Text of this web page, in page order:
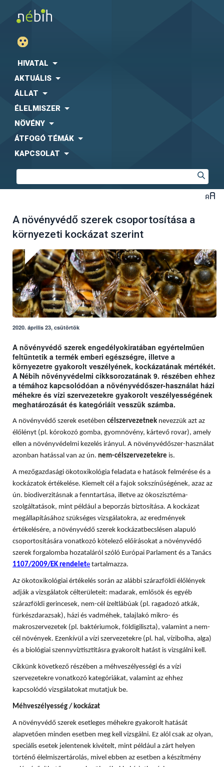
HIVATAL
AKTUÁLIS
ÁLLAT
ÉLELMISZER
NÖVÉNY
ÁTFOGÓ TÉMÁK
KAPCSOLAT
A növényvédő szerek csoportosítása a
környezeti kockázat szerint
2020. április 23, csütörtök
A növényvédő szerek engedélyokiratában egyértelműen
feltüntetik a termék emberi egészségre, illetve a
környezetre gyakorolt veszélyének, kockázatának mértékét.
A Nébih növényvédelmi cikksorozatának 9. részében ehhez
a témához kapcsolódóan a növényvédőszer-használat házi
méhekre és vízi szervezetekre gyakorolt veszélyességének
meghatározását és kategóriáit vesszük számba.
A növényvédő szerek esetében célszervezetnek nevezzük azt az
élőlényt (pl. kórokozó gomba, gyomnövény, kártevő rovar), amely
ellen a növényvédelmi kezelés irányul. A növényvédőszer-használat
azonban hatással van az ún. nem-célszervezetekre is.
A mezőgazdasági ökotoxikológia feladata e hatások felmérése és a
kockázatok értékelése. Kiemelt cél a fajok sokszínűségének, azaz az
ún. biodiverzitásnak a fenntartása, illetve az ökoszisztéma-
szolgáltatások, mint például a beporzás biztosítása. A kockázat
megállapításához szükséges vizsgálatokra, az eredmények
értékelésére, a növényvédő szerek kockázatbecslésen alapuló
csoportosítására vonatkozó kötelező előírásokat a növényvédő
szerek forgalomba hozataláról szóló Európai Parlament és a Tanács
1107/2009/EK rendelete tartalmazza.
Az ökotoxikológiai értékelés során az alábbi szárazföldi élőlények
adják a vizsgálatok célterületeit: madarak, emlősök és egyéb
szárazföldi gerincesek, nem-cél ízeltlábúak (pl. ragadozó atkák,
fürkészdarazsak), házi és vadméhek, talajlakó mikro- és
makroszervezetek (pl. baktériumok, földigiliszta), valamint a nem-
cél növények. Ezenkívül a vízi szervezetekre (pl. hal, vízibolha, alga)
és a biológiai szennyvíztisztításra gyakorolt hatást is vizsgálni kell.
Cikkünk következő részében a méhveszélyességi és a vízi
szervezetekre vonatkozó kategóriákat, valamint az ehhez
kapcsolódó vizsgálatokat mutatjuk be.
Méhveszélyesség / kockázat
A növényvédő szerek esetleges méhekre gyakorolt hatását
alapvetően minden esetben meg kell vizsgálni. Ez alól csak az olyan,
speciális esetek jelentenek kivételt, mint például a zárt helyen
történő élelmiszertárolás, mivel ebben az esetben a készítmény